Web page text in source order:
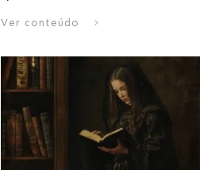
Ver conteúdo